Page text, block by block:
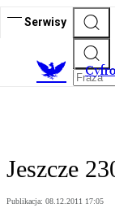
Serwisy
C
Jeszcze
Publikacja: 08.12.2011 17:05